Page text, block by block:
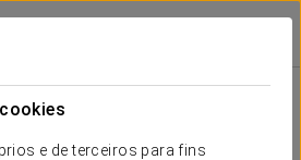
e de terceiros para fins
Promoções